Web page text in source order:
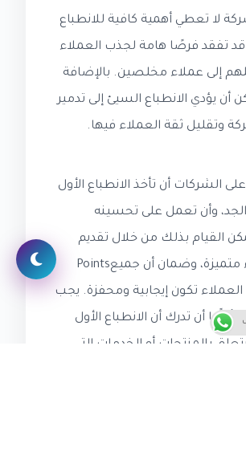
لا تعطي أهمية كافية للانطباع
قد تفقد فرصًا هامة لجذب العملاء
إلى عملاء مخلصين. بالإضافة
أن يؤدي الانطباع السيئ إلى تدمير
وتقليل ثقة العملاء فيها.
الشركات أن تأخذ الانطباع الأول
وأن تعمل على تحسينه
القيام بذلك من خلال تقديم
خدمة عملاء متميزة، وضمان أن جميعPoints
تكون إيجابية ومحفزة. يجب
أيضًا أن تدرك أن الانطباع الأول
بالمنتجات أو الخدمات التي